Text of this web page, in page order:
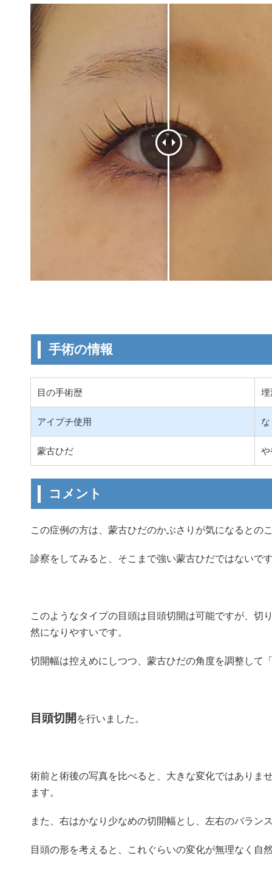
手術の情報
目の手術歴
アイプチ使用
蒙古ひだ
コメント
この症例の方は、蒙古ひだのかぶさりが気になるとの
診察をしてみると、そこまで強い蒙古ひだではないで
このようなタイプの目頭は目頭切開は可能ですが、切
然になりやすいです。
切開幅は控えめにしつつ、蒙古ひだの角度を調整して
目頭切開を行いました。
術前と術後の写真を比べると、大きな変化ではありま
ます。
また、右はかなり少なめの切開幅とし、左右のバラン
目頭の形を考えると、これぐらいの変化が無理なく自